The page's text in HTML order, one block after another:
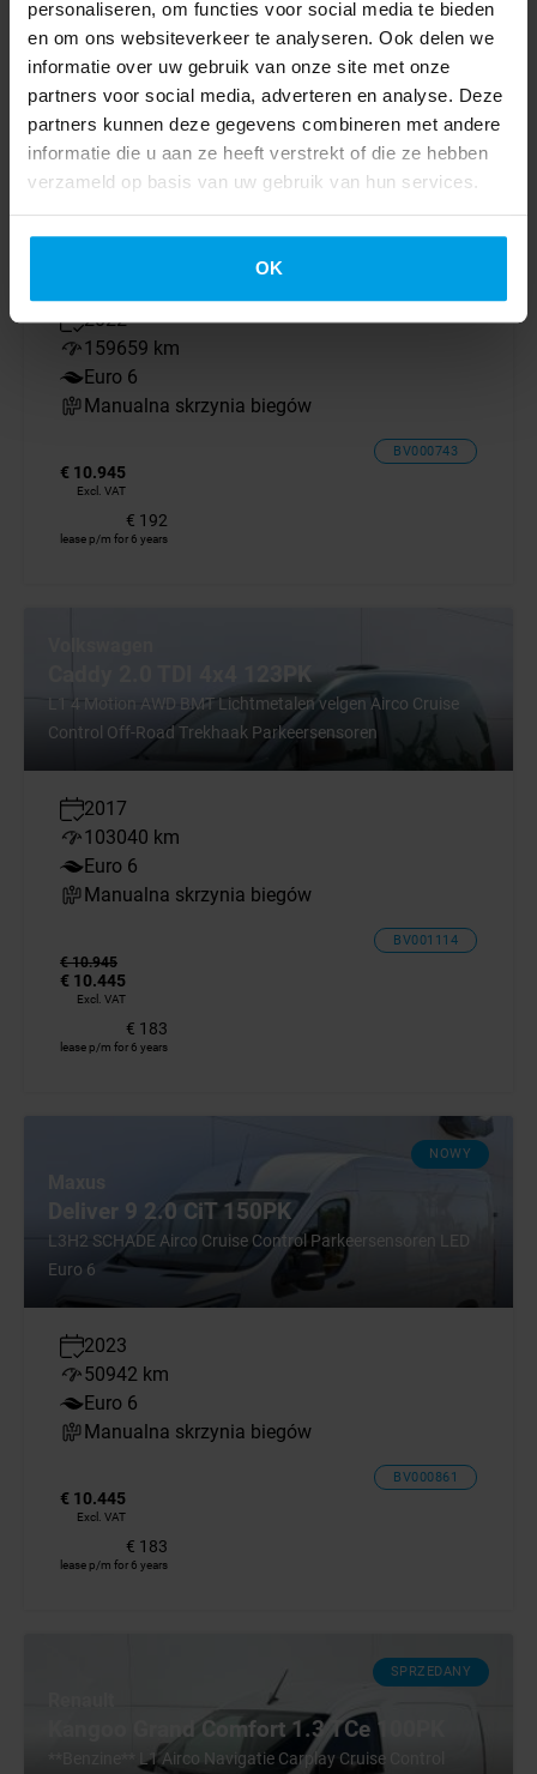
personaliseren, om functies voor social media te bieden
en om ons websiteverkeer te analyseren. Ook delen we
informatie over uw gebruik van onze site met onze
partners voor social media, adverteren en analyse. Deze
partners kunnen deze gegevens combineren met andere
informatie die u aan ze heeft verstrekt of die ze hebben
verzameld op basis van uw gebruik van hun services.
OK
€ 192
Nissan
Townstar 1.3 130PK
**Benzine** L1H1 LED Airco Cruise Control Camera
Parkeersensoren
2022
159659 km
Euro 6
Manualna skrzynia biegów
BV000743
€ 10.945
Excl. VAT
€ 192
lease p/m for 6 years
Caddy 2.0 TDI 4x4 123PK
L1 4 Motion AWD BMT Lichtmetalen velgen Airco Cruise
Control Off-Road Trekhaak Parkeersensoren
2017
103040 km
Euro 6
Manualna skrzynia biegów
BV001114
€ 10.945
€ 10.445
Excl. VAT
€ 183
lease p/m for 6 years
NOWY
Deliver 9 2.0 CiT 150PK
L3H2 SCHADE Airco Cruise Control Parkeersensoren LED
Euro 6
2023
50942 km
Euro 6
Manualna skrzynia biegów
BV000861
€ 10.445
Excl. VAT
€ 183
lease p/m for 6 years
SPRZEDANY
Kangoo Grand Comfort 1.3 TCe 100PK
**Benzine** L1 Airco Navigatie Carplay Cruise Control